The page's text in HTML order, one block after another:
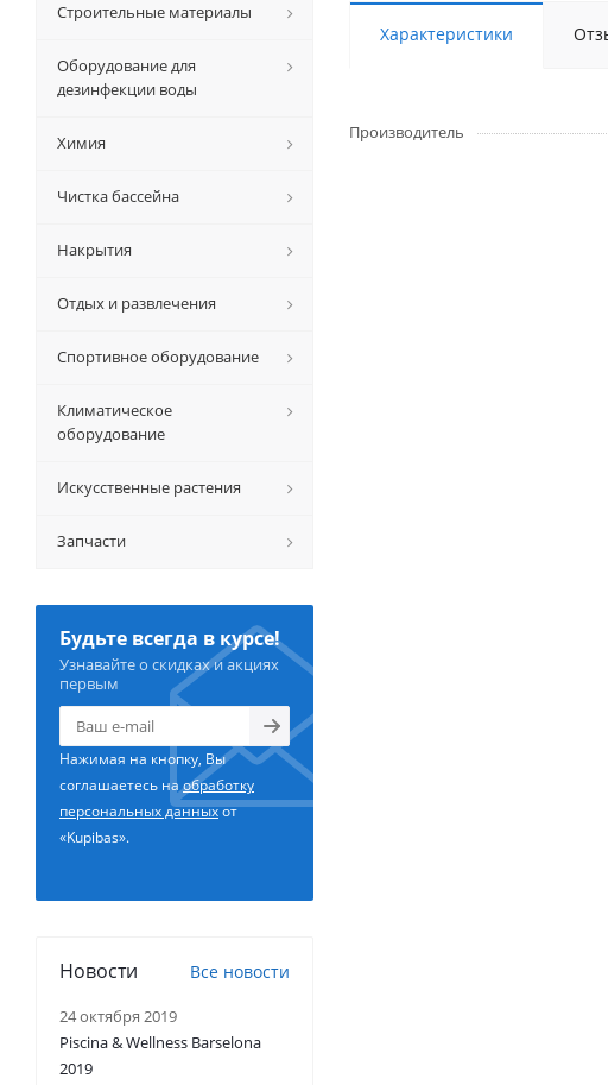
Характеристики
Производитель
Строительные материалы
Оборудование для
дезинфекции воды
Химия
Чистка бассейна
Накрытия
Отдых и развлечения
Спортивное оборудование
Климатическое
оборудование
Искусственные растения
Запчасти
Будьте всегда в курсе!
Узнавайте о скидках и акциях
первым
Нажимая на кнопку, Вы
соглашаетесь наобработку
персональных данныхот
«Kupibas».
Новости Все новости
24 октября 2019
Piscina & Wellness Barselona
2019